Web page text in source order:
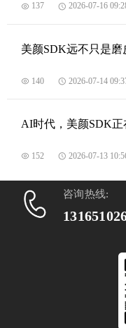
137 2026-07-16
美颜SDK远不只是磨
140 2026-07-14
AI时代，美颜SDK
152 2026-07-13
咨询热线: